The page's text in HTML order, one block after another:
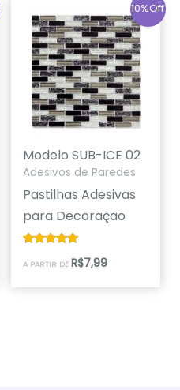
10%Off
Modelo SUB-ICE 02
Adesivos de Paredes
Pastilhas Adesivas
para Decoração
5.00
A PARTIR DE R$7,99